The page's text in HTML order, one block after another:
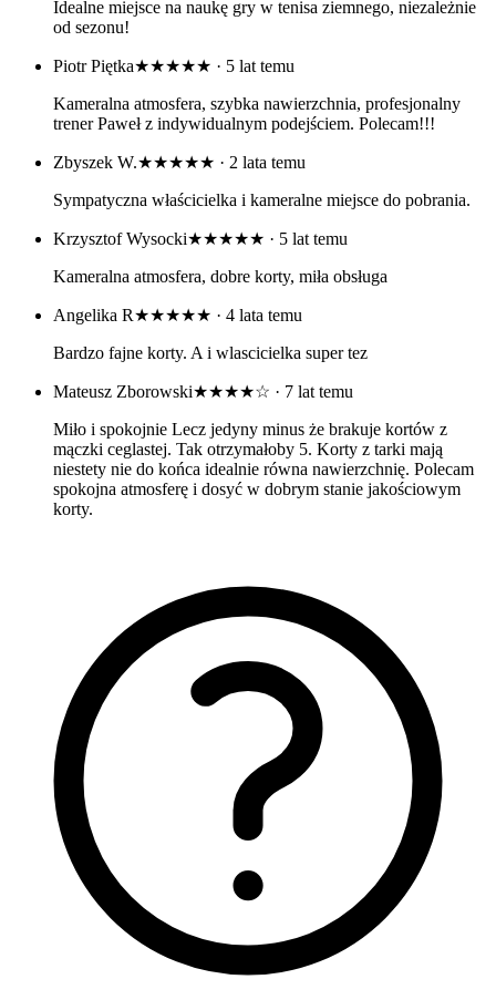
Idealne miejsce na naukę gry w tenisa ziemnego, niezależnie
od sezonu!
Piotr Piętka★★★★★ · 5 lat temu
Kameralna atmosfera, szybka nawierzchnia, profesjonalny
trener Paweł z indywidualnym podejściem. Polecam!!!
Zbyszek W.★★★★★ · 2 lata temu
Sympatyczna właścicielka i kameralne miejsce do pobrania.
Krzysztof Wysocki★★★★★ · 5 lat temu
Kameralna atmosfera, dobre korty, miła obsługa
Angelika R★★★★★ · 4 lata temu
Bardzo fajne korty. A i wlascicielka super tez
Mateusz Zborowski★★★★☆ · 7 lat temu
Miło i spokojnie Lecz jedyny minus że brakuje kortów z
mączki ceglastej. Tak otrzymałoby 5. Korty z tarki mają
niestety nie do końca idealnie równa nawierzchnię. Polecam
spokojna atmosferę i dosyć w dobrym stanie jakościowym
korty.